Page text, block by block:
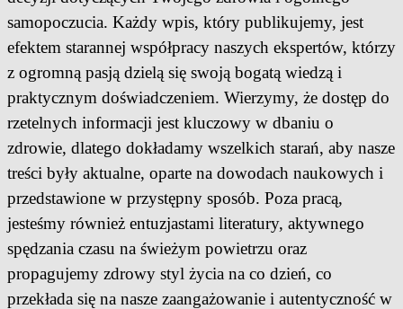
samopoczucia. Każdy wpis, który publikujemy, jest
efektem starannej współpracy naszych ekspertów, którzy
z ogromną pasją dzielą się swoją bogatą wiedzą i
praktycznym doświadczeniem. Wierzymy, że dostęp do
rzetelnych informacji jest kluczowy w dbaniu o
zdrowie, dlatego dokładamy wszelkich starań, aby nasze
treści były aktualne, oparte na dowodach naukowych i
przedstawione w przystępny sposób. Poza pracą,
jesteśmy również entuzjastami literatury, aktywnego
spędzania czasu na świeżym powietrzu oraz
propagujemy zdrowy styl życia na co dzień, co
przekłada się na nasze zaangażowanie i autentyczność w